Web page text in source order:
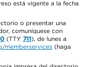
está vigente a la fecha
o presentar una
comuníquese con
(TTY 711), de lunes a
memberservices (haga